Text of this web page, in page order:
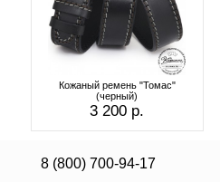
Кожаный ремень "Томас"
(черный)
3 200 р.
8 (800) 700-94-17